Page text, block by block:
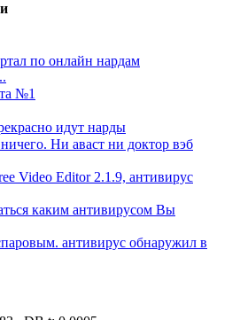
по онлайн нардам
№1
идут нарды
Ни аваст ни доктор вэб
Video Editor 2.1.9, антивирус
каким антивирусом Вы
антивирус обнаружил в